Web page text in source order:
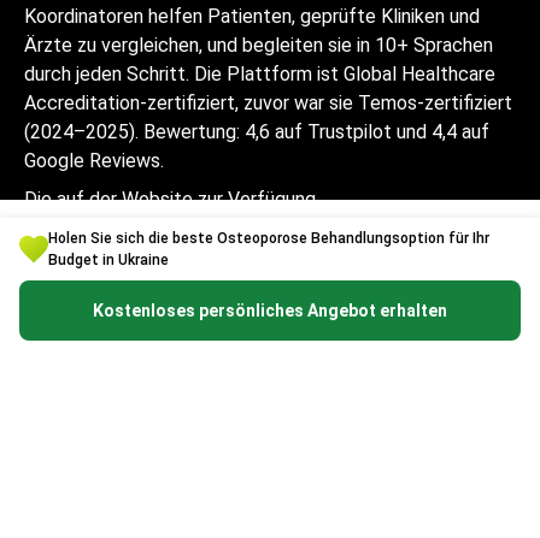
Holen Sie sich die beste Osteoporose Behandlungsoption für Ihr
Budget in Ukraine
Kostenloses persönliches Angebot erhalten
Koordinatoren helfen Patienten, geprüfte Kliniken und
Ärzte zu vergleichen, und begleiten sie in 10+ Sprachen
durch jeden Schritt. Die Plattform ist Global Healthcare
Accreditation-zertifiziert, zuvor war sie Temos-zertifiziert
(2024–2025). Bewertung: 4,6 auf Trustpilot und 4,4 auf
Google Reviews.
Die auf der Website zur Verfügung
gestellten Informationen sind kein
Handlungsleitfaden und sollten nicht als
ärztliche Beratung oder
Behandlungsempfehlung ausgelegt werden
und ersetzen nicht den Besuch eines